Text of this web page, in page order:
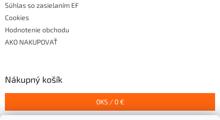
Súhlas so zasielaním EF
Cookies
Hodnotenie obchodu
AKO NAKUPOVAŤ
Nákupný košík
0KS / 0 €